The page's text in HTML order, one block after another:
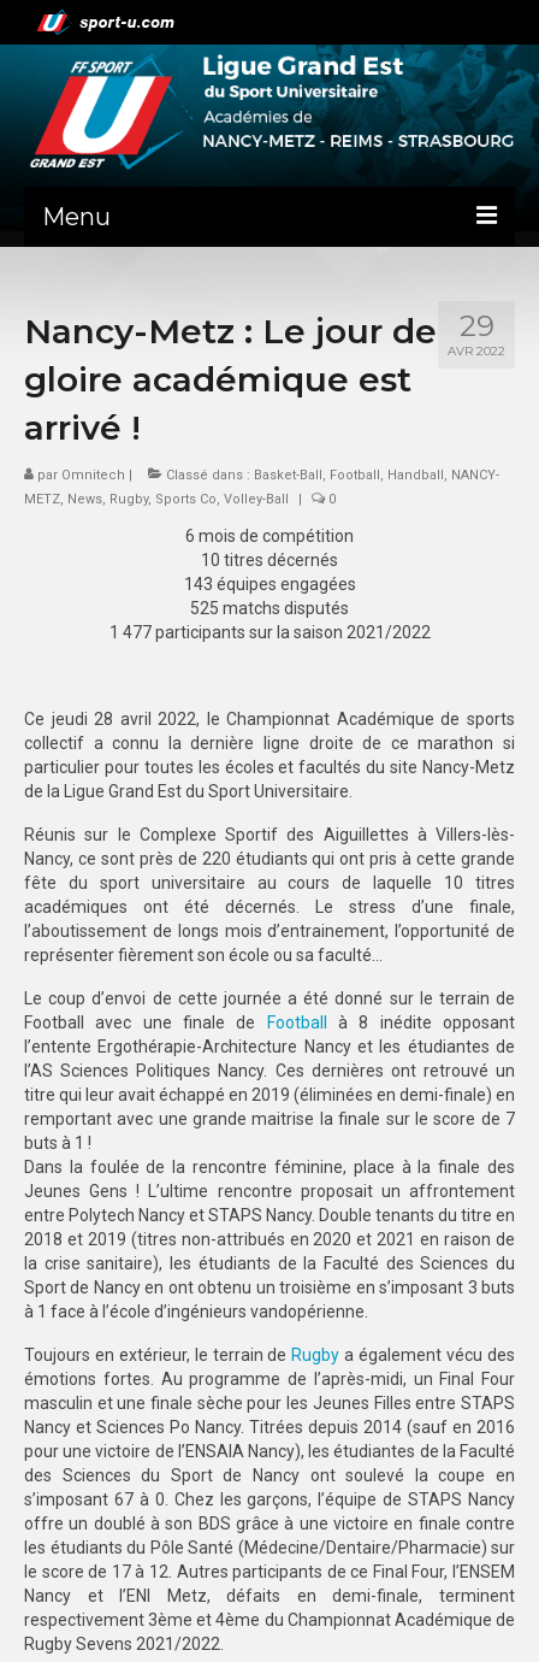
Menu
PRÉSENTATION
ADMINISTRATIF
NANCY-METZ
REIMS
STRASBOURG
NANCY-METZ
STRASBOURG
SPORTS IND
NANCY-METZ
REIMS
STRASBOURG
NANCY-METZ
REIMS
STRASBOURG
COMMUNICATION
PHOTOTHÈQUE
NANCY-METZ
REIMS
STRASBOURG
VIDÉOTHÈQUE
LOGOTHÈQUE
AFFICHES
PALMARÈS
PARTENAIRES
29
AVR 2022
Nancy-Metz : Le jour de
gloire académique est
arrivé !
par Omnitech | Classé dans : Basket-Ball, Football, Handball, NANCY-
METZ, News, Rugby, Sports Co, Volley-Ball | 0
6 mois de compétition
10 titres décernés
143 équipes engagées
525 matchs disputés
1 477 participants sur la saison 2021/2022
Ce jeudi 28 avril 2022, le Championnat Académique de sports
collectif a connu la dernière ligne droite de ce marathon si
particulier pour toutes les écoles et facultés du site Nancy-Metz
de la Ligue Grand Est du Sport Universitaire.
Réunis sur le Complexe Sportif des Aiguillettes à Villers-lès-
Nancy, ce sont près de 220 étudiants qui ont pris à cette grande
fête du sport universitaire au cours de laquelle 10 titres
académiques ont été décernés. Le stress d’une finale,
l’aboutissement de longs mois d’entrainement, l’opportunité de
représenter fièrement son école ou sa faculté…
Le coup d’envoi de cette journée a été donné sur le terrain de
Football avec une finale de
Football
à 8 inédite opposant
l’entente Ergothérapie-Architecture Nancy et les étudiantes de
l’AS Sciences Politiques Nancy. Ces dernières ont retrouvé un
titre qui leur avait échappé en 2019 (éliminées en demi-finale) en
remportant avec une grande maitrise la finale sur le score de 7
buts à 1 !
Dans la foulée de la rencontre féminine, place à la finale des
Jeunes Gens ! L’ultime rencontre proposait un affrontement
entre Polytech Nancy et STAPS Nancy. Double tenants du titre en
2018 et 2019 (titres non-attribués en 2020 et 2021 en raison de
la crise sanitaire), les étudiants de la Faculté des Sciences du
Sport de Nancy en ont obtenu un troisième en s’imposant 3 buts
à 1 face à l’école d’ingénieurs vandopérienne.
Toujours en extérieur, le terrain de Rugby a également vécu des
émotions fortes. Au programme de l’après-midi, un Final Four
masculin et une finale sèche pour les Jeunes Filles entre STAPS
Nancy et Sciences Po Nancy. Titrées depuis 2014 (sauf en 2016
pour une victoire de l’ENSAIA Nancy), les étudiantes de la Faculté
des Sciences du Sport de Nancy ont soulevé la coupe en
s’imposant 67 à 0. Chez les garçons, l’équipe de STAPS Nancy
offre un doublé à son BDS grâce à une victoire en finale contre
les étudiants du Pôle Santé (Médecine/Dentaire/Pharmacie) sur
le score de 17 à 12. Autres participants de ce Final Four, l’ENSEM
Nancy et l’ENI Metz, défaits en demi-finale, terminent
respectivement 3ème et 4ème du Championnat Académique de
Rugby Sevens 2021/2022.